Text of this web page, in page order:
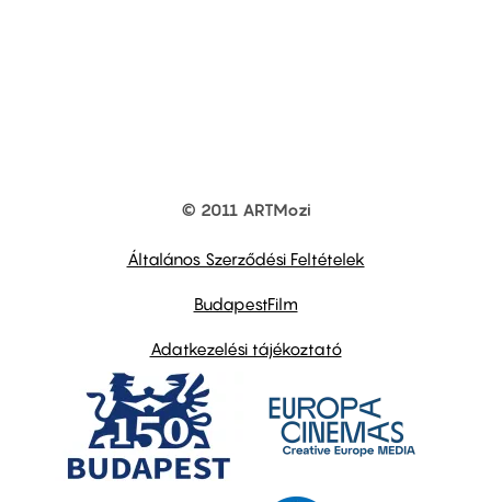
© 2011 ARTMozi
Általános Szerződési Feltételek
BudapestFilm
Adatkezelési tájékoztató